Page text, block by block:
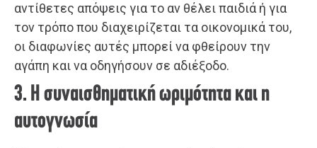
αντίθετες απόψεις για το αν θέλει παιδιά ή για
τον τρόπο που διαχειρίζεται τα οικονομικά του,
οι διαφωνίες αυτές μπορεί να φθείρουν την
αγάπη και να οδηγήσουν σε αδιέξοδο.
3. Η συναισθηματική ωριμότητα και η
αυτογνωσία